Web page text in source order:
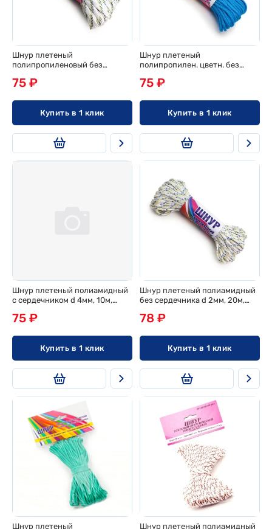
Шнур плетеный
полипропиленовый без
75 ₽
Купить в 1 клик
Шнур плетеный
полипропилен. цветн. без
75 ₽
Купить в 1 клик
Шнур плетеный полиамидный
с сердечником d 4мм, 10м,
75 ₽
Купить в 1 клик
Шнур плетеный полиамидный
без сердечника d 2мм, 20м,
78 ₽
Купить в 1 клик
Шнур плетеный
Шнур плетеный полиамидный